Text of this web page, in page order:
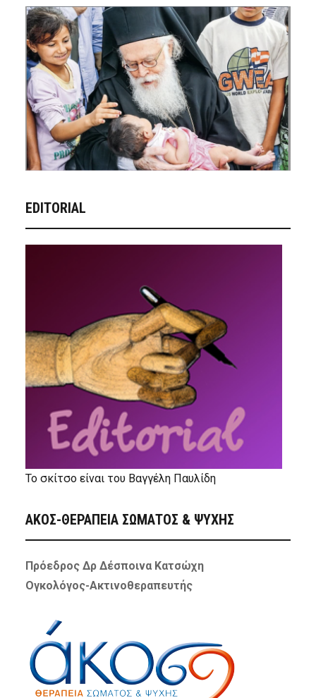
EDITORIAL
Το σκίτσο είναι του Βαγγέλη Παυλίδη
ΑΚΟΣ-ΘΕΡΑΠΕΙΑ ΣΩΜΑΤΟΣ & ΨΥΧΗΣ
Πρόεδρος Δρ Δέσποινα Κατσώχη
Ογκολόγος-Ακτινοθεραπευτής